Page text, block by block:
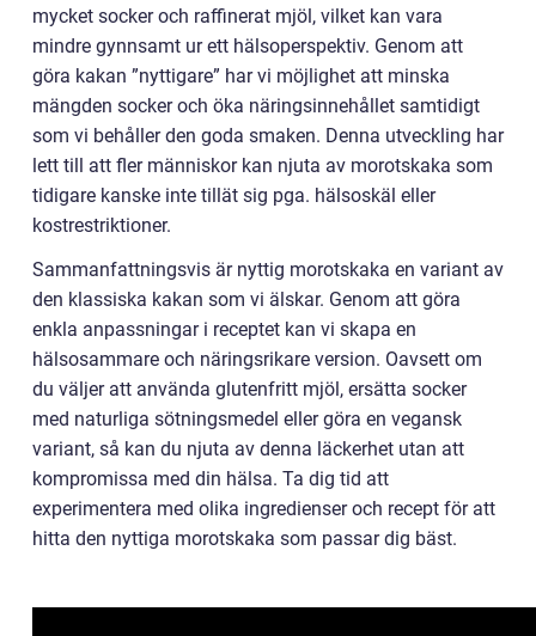
mycket socker och raffinerat mjöl, vilket kan vara
mindre gynnsamt ur ett hälsoperspektiv. Genom att
göra kakan ”nyttigare” har vi möjlighet att minska
mängden socker och öka näringsinnehållet samtidigt
som vi behåller den goda smaken. Denna utveckling har
lett till att fler människor kan njuta av morotskaka som
tidigare kanske inte tillät sig pga. hälsoskäl eller
kostrestriktioner.
Sammanfattningsvis är nyttig morotskaka en variant av
den klassiska kakan som vi älskar. Genom att göra
enkla anpassningar i receptet kan vi skapa en
hälsosammare och näringsrikare version. Oavsett om
du väljer att använda glutenfritt mjöl, ersätta socker
med naturliga sötningsmedel eller göra en vegansk
variant, så kan du njuta av denna läckerhet utan att
kompromissa med din hälsa. Ta dig tid att
experimentera med olika ingredienser och recept för att
hitta den nyttiga morotskaka som passar dig bäst.